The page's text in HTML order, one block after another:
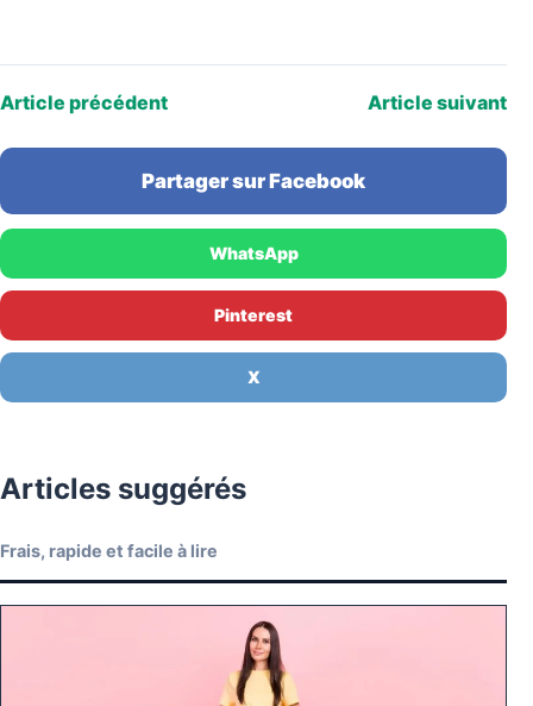
Article précédent Article suivant
Partager sur Facebook
WhatsApp
Pinterest
X
Articles suggérés
Frais, rapide et facile à lire